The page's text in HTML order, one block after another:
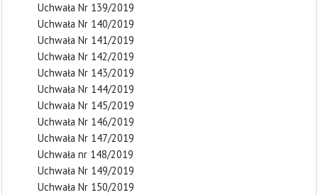
Uchwała Nr 139/2019
Uchwała Nr 140/2019
Uchwała Nr 141/2019
Uchwała Nr 142/2019
Uchwała Nr 143/2019
Uchwała Nr 144/2019
Uchwała Nr 145/2019
Uchwała Nr 146/2019
Uchwała Nr 147/2019
Uchwała nr 148/2019
Uchwała Nr 149/2019
Uchwała Nr 150/2019